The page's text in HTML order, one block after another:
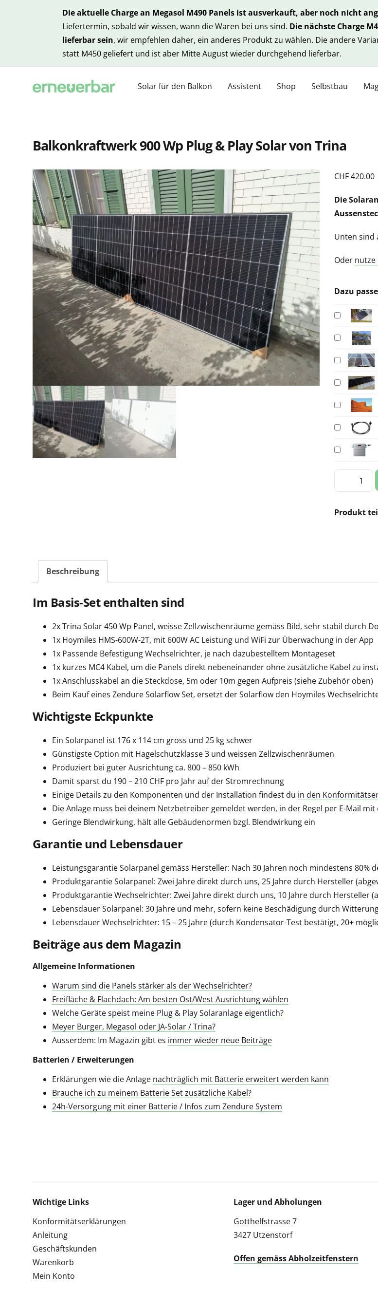
Die aktuelle Charge an Megasol M490 Panels ist ausverkauft, aber noch nicht
Liefertermin, sobald wir wissen, wann die Waren bei uns sind. Die nächste Charge
lieferbar sein, wir empfehlen daher, ein anderes Produkt zu wählen. Die andere
statt M450 geliefert und ist aber Mitte August wieder durchgehend lieferbar.
Solar für den Balkon Assistent Shop Selbstbau
Balkonkraftwerk 900 Wp Plug & Play Solar von Trina
CHF420.00
Die
Unten sind
Oder nutze
Dazu
Wp
Play
Produkt
Beschreibung
Im Basis-Set enthalten sind
2x Trina Solar 450 Wp Panel, weisse Zellzwischenräume gemäss Bild, sehr stabil durch
1x Hoymiles HMS-600W-2T, mit 600W AC Leistung und WiFi zur Überwachung in der App
1x Passende Befestigung Wechselrichter, je nach dazubestelltem Montageset
1x kurzes MC4 Kabel, um die Panels direkt nebeneinander ohne zusätzliche Kabel zu
1x Anschlusskabel an die Steckdose, 5m oder 10m gegen Aufpreis (siehe Zubehör oben)
Beim Kauf eines Zendure Solarflow Set, ersetzt der Solarflow den Hoymiles
Wichtigste Eckpunkte
Ein Solarpanel ist 176 x 114 cm gross und 25 kg schwer
Günstigste Option mit Hagelschutzklasse 3 und weissen Zellzwischenräumen
Produziert bei guter Ausrichtung ca. 800 – 850 kWh
Damit sparst du 190 – 210 CHF pro Jahr auf der Stromrechnung
Einige Details zu den Komponenten und der Installation findest du in den
Die Anlage muss bei deinem Netzbetreiber gemeldet werden, in der Regel per E-Mail
Geringe Blendwirkung, hält alle Gebäudenormen bzgl. Blendwirkung ein
Garantie und Lebensdauer
Leistungsgarantie Solarpanel gemäss Hersteller: Nach 30 Jahren noch mindestens 80%
Produktgarantie Solarpanel: Zwei Jahre direkt durch uns, 25 Jahre durch Hersteller
Produktgarantie Wechselrichter: Zwei Jahre direkt durch uns, 10 Jahre durch Hersteller
Lebensdauer Solarpanel: 30 Jahre und mehr, sofern keine Beschädigung durch
Lebensdauer Wechselrichter: 15 – 25 Jahre (durch Kondensator-Test bestätigt, 20+
Beiträge aus dem Magazin
Allgemeine Informationen
Warum sind die Panels stärker als der Wechselrichter?
Freifläche & Flachdach: Am besten Ost/West Ausrichtung wählen
Welche Geräte speist meine Plug & Play Solaranlage eigentlich?
Meyer Burger, Megasol oder JA-Solar / Trina?
Ausserdem: Im Magazin gibt es immer wieder neue Beiträge
Batterien / Erweiterungen
Erklärungen wie die Anlage nachträglich mit Batterie erweitert werden kann
Brauche ich zu meinem Batterie Set zusätzliche Kabel?
24h-Versorgung mit einer Batterie / Infos zum Zendure System
Wichtige Links
Konformitätserklärungen
Anleitung
Geschäftskunden
Warenkorb
Mein Konto
Lager und Abholungen
Gotthelfstrasse 7
3427 Utzenstorf
Offen gemäss Abholzeitfenstern